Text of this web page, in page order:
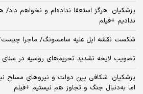
پزشکیان: هرگز استعفا نداده‌ام و نخواهم داد/
ندادیم +فیلم
شکست نقشه اپل علیه سامسونگ/ ماجرا
تصویب لایحه تشدید تحریم‌های روسیه در سنای
پزشکیان: شکافی بین دولت و نیروهای مسلح
اما به‌دنبال جنگ و تجاوز هم نیستیم +فیلم